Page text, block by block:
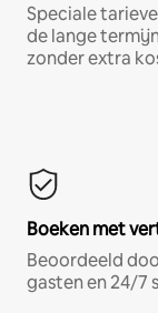
Speciale
de lange
zonder extra
Boeken met
Beoordeeld
gasten en 24/7